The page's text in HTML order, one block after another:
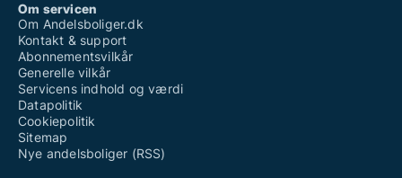
Om servicen
Om Andelsboliger.dk
Kontakt & support
Abonnementsvilkår
Generelle vilkår
Servicens indhold og værdi
Datapolitik
Cookiepolitik
Sitemap
Nye andelsboliger (RSS)